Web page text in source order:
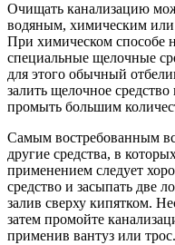
Очищать канализацию
водяным, химическим
При химическом способе
специальные щелочные
для этого обычный
залить щелочное средство
промыть большим
Самым востребованным
другие средства, в
применением следует
средство и засыпать две
залив сверху кипятком.
затем промойте
применив вантуз или трос.